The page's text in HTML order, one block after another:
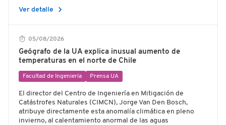
Ver detalle chevron_right
05/08/2026
Geógrafo de la UA explica inusual aumento de
temperaturas en el norte de Chile
Facultad de Ingeniería Prensa UA
El director del Centro de Ingeniería en Mitigación de
Catástrofes Naturales (CIMCN), Jorge Van Den Bosch,
atribuye directamente esta anomalía climática en pleno
invierno, al calentamiento anormal de las aguas